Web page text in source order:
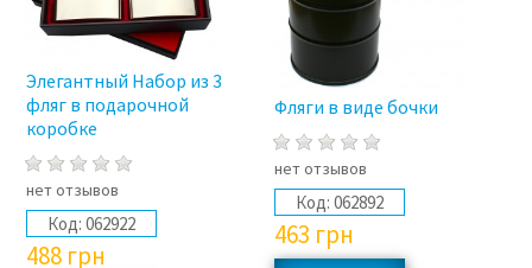
Элегантный Набор из 3
фляг в подарочной
коробке
нет отзывов
Код: 062922
488 грн
Фляги в виде бочки
нет отзывов
Код: 062892
463 грн